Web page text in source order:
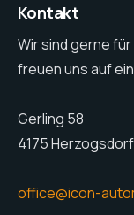
Kontakt
Wir sind gerne
freuen uns auf
Gerling 58
4175 Herzogsdorf
office@icon-